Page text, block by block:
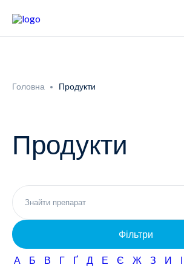
Новини
Неврологія
Фармаконагляд
Кар'єра
Головна Продукти
Продукти
Фільтри
А Б В Г Ґ Д Е Є Ж З И І